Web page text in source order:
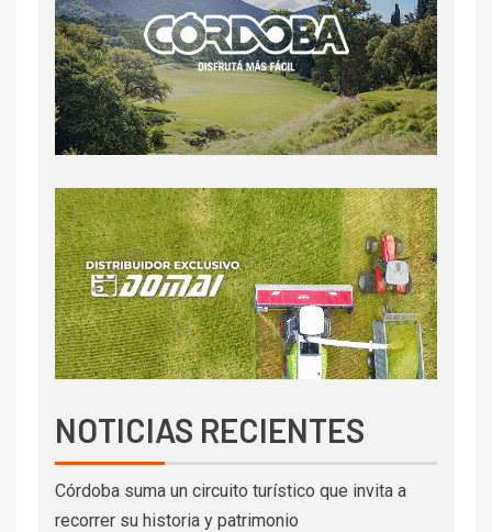
NOTICIAS RECIENTES
Córdoba suma un circuito turístico que invita a
recorrer su historia y patrimonio